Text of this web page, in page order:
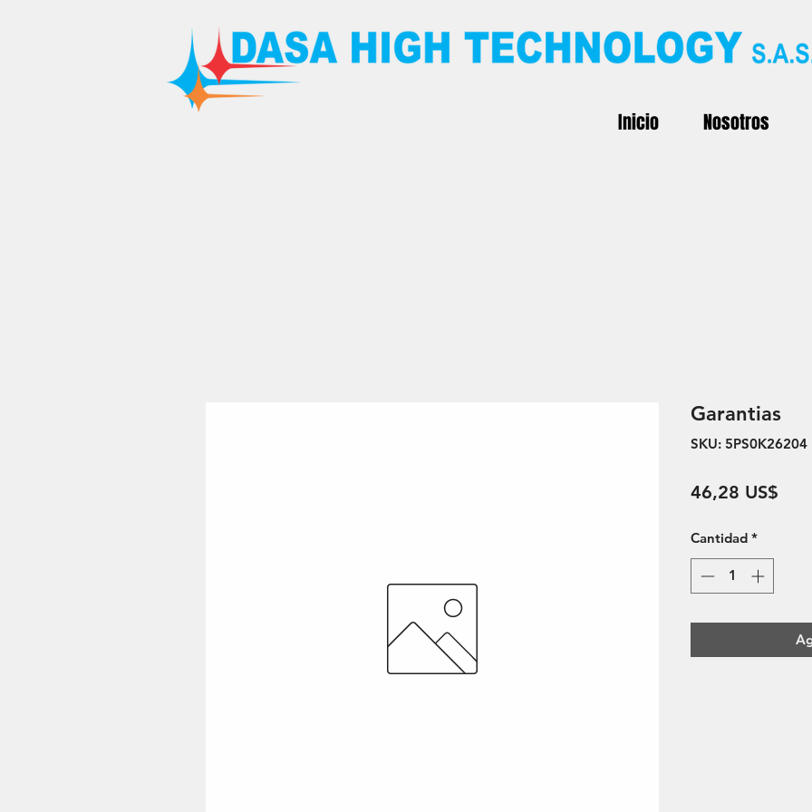
Inicio Nosotros
Garantias
SKU: 5PS0K26204
46,28 US$
Cantidad *